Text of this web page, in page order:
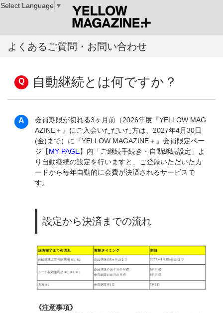
よくあるご質問・お問い合わせ
自動継続とは何ですか？
会員期限が切れる3ヶ月前（2026年度『YELLOW MAG
AZINE＋』にご入会いただいた方は、2027年4月30日
(金)まで）に『YELLOW MAGAZINE＋』会員限定ペー
ジ【MY PAGE】内「ご継続手続き・自動継続設定」よ
り自動継続の設定を行いますと、ご登録いただいたカ
ードから毎年自動的に会費が決済されるサービスで
す。
設定から決済までの流れ
《注意事項》
Select Language ▼